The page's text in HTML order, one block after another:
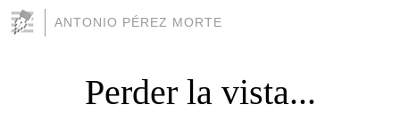
ANTONIO PÉREZ MORTE
Perder la vista...